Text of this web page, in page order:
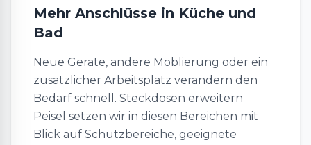
Mehr Anschlüsse in Küche und
Bad
Neue Geräte, andere Möblierung oder ein
zusätzlicher Arbeitsplatz verändern den
Bedarf schnell. Steckdosen erweitern
Peisel setzen wir in diesen Bereichen mit
Blick auf Schutzbereiche, geeignete